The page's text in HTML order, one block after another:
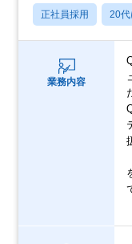
正社員採用 20代
業務内容